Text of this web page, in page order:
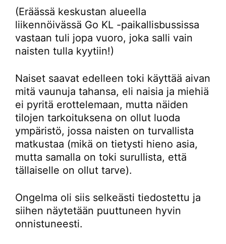
(Eräässä keskustan alueella
liikennöivässä Go KL -paikallisbussissa
vastaan tuli jopa vuoro, joka salli vain
naisten tulla kyytiin!)
Naiset saavat edelleen toki käyttää aivan
mitä vaunuja tahansa, eli naisia ja miehiä
ei pyritä erottelemaan, mutta näiden
tilojen tarkoituksena on ollut luoda
ympäristö, jossa naisten on turvallista
matkustaa (mikä on tietysti hieno asia,
mutta samalla on toki surullista, että
tällaiselle on ollut tarve).
Ongelma oli siis selkeästi tiedostettu ja
siihen näytetään puuttuneen hyvin
onnistuneesti.